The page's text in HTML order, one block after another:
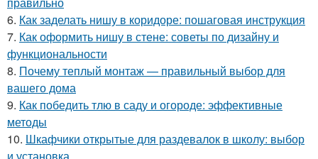
6. Как заделать нишу в коридоре: пошаговая инструкция
7. Как оформить нишу в стене: советы по дизайну и
функциональности
8. Почему теплый монтаж — правильный выбор для
вашего дома
9. Как победить тлю в саду и огороде: эффективные
методы
10. Шкафчики открытые для раздевалок в школу: выбор